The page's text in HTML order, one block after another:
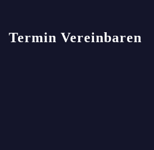
Termin Vereinbaren